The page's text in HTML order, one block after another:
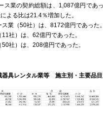
ス業の契約総額は、1,087億円であ
よる比は21.4％増加した。
業（50社）は、8172億円であった。
社）は、62億円であった。
社）は、208億円であった。
器具レンタル業等 施主別・主要品目